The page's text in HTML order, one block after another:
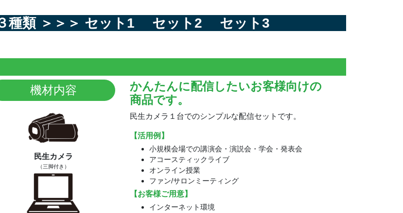
種類 ＞＞＞ セット1 セット2 セット3
機材内容
民生カメラ
（三脚付き）
かんたんに配信したいお客様向けの
商品です。
民生カメラ１台でのシンプルな配信セットです。
【活用例】
小規模会場での講演会・演説会・学会・発表会
アコースティックライブ
オンライン授業
ファン/サロンミーティング
【お客様ご用意】
インターネット環境